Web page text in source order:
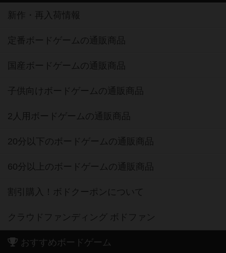
新作・再入荷情報
定番ボードゲームの通販商品
国産ボードゲームの通販商品
子供向けボードゲームの通販商品
2人用ボードゲームの通販商品
20分以下のボードゲームの通販商品
60分以上のボードゲームの通販商品
割引購入！ボドクーポンについて
クラウドファンディング ボドファン
おすすめボードゲーム